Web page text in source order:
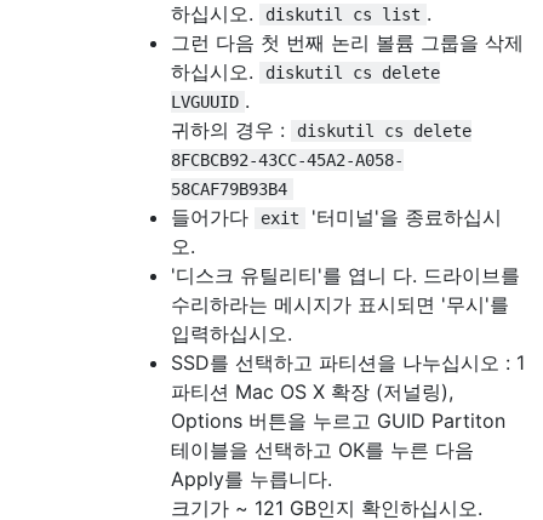
하십시오.
diskutil cs list .
그런 다음 첫 번째 논리 볼륨 그룹을 삭제
하십시오.
diskutil cs delete
LVGUUID .
귀하의 경우 :
diskutil cs delete
8FCBCB92-43CC-45A2-A058-
58CAF79B93B4
들어가다 exit
'터미널'을 종료하십시
오.
'디스크 유틸리티'를 엽니 다. 드라이브를
수리하라는 메시지가 표시되면 '무시'를
입력하십시오.
SSD를 선택하고 파티션을 나누십시오 : 1
파티션 Mac OS X 확장 (저널링),
Options 버튼을 누르고 GUID Partiton
테이블을 선택하고 OK를 누른 다음
Apply를 누릅니다.
크기가 ~ 121 GB인지 확인하십시오.